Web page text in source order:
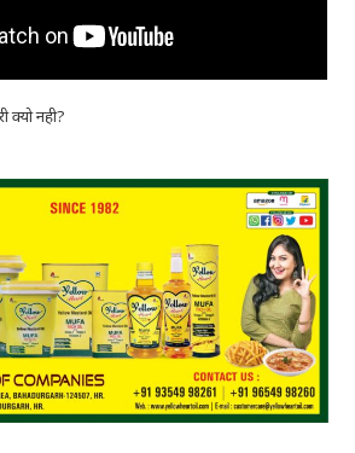
क्यो नही?